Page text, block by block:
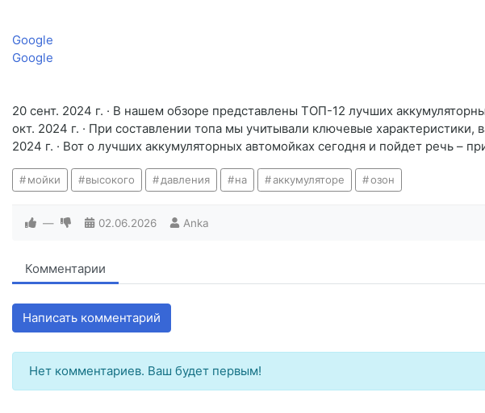
Google
Google
20 сент. 2024 г. · В нашем обзоре представлены ТОП-12 лучших
окт. 2024 г. · При составлении топа мы учитывали ключевые
2024 г. · Вот о лучших аккумуляторных автомойках сегодня и пойдет речь
мойки высокого давления на аккумуляторе озон
— 02.06.2026 Anka
Комментарии
Написать комментарий
Нет комментариев. Ваш будет первым!